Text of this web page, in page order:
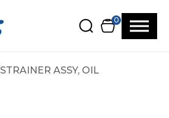
0
STRAINER ASSY, OIL